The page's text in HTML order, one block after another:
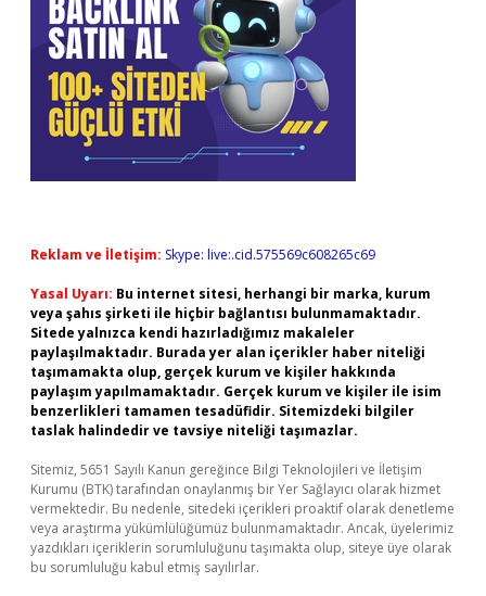
Reklam ve İletişim: Skype: live:.cid.575569c608265c69
Yasal Uyarı: Bu internet sitesi, herhangi bir marka, kurum
veya şahıs şirketi ile hiçbir bağlantısı bulunmamaktadır.
Sitede yalnızca kendi hazırladığımız makaleler
paylaşılmaktadır. Burada yer alan içerikler haber niteliği
taşımamakta olup, gerçek kurum ve kişiler hakkında
paylaşım yapılmamaktadır. Gerçek kurum ve kişiler ile isim
benzerlikleri tamamen tesadüfidir. Sitemizdeki bilgiler
taslak halindedir ve tavsiye niteliği taşımazlar.
Sitemiz, 5651 Sayılı Kanun gereğince Bilgi Teknolojileri ve İletişim
Kurumu (BTK) tarafından onaylanmış bir Yer Sağlayıcı olarak hizmet
vermektedir. Bu nedenle, sitedeki içerikleri proaktif olarak denetleme
veya araştırma yükümlülüğümüz bulunmamaktadır. Ancak, üyelerimiz
yazdıkları içeriklerin sorumluluğunu taşımakta olup, siteye üye olarak
bu sorumluluğu kabul etmiş sayılırlar.